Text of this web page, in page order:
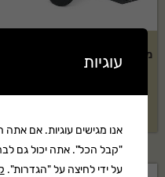
LS33TB
עוגיות
אנו מגישים עוגיות. אם
"קבל הכל". אתה יכול גם
על ידי לחיצה על "הגדרות".